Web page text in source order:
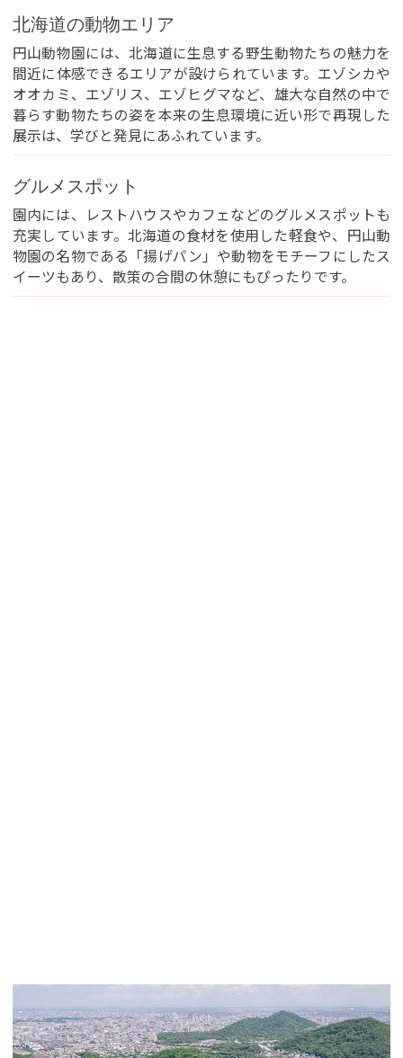
北海道の動物エリア
円山動物園には、北海道に生息する野生動物たちの魅力を
間近に体感できるエリアが設けられています。エゾシカや
オオカミ、エゾリス、エゾヒグマなど、雄大な自然の中で
暮らす動物たちの姿を本来の生息環境に近い形で再現した
展示は、学びと発見にあふれています。
グルメスポット
園内には、レストハウスやカフェなどのグルメスポットも
充実しています。北海道の食材を使用した軽食や、円山動
物園の名物である「揚げパン」や動物をモチーフにしたス
イーツもあり、散策の合間の休憩にもぴったりです。